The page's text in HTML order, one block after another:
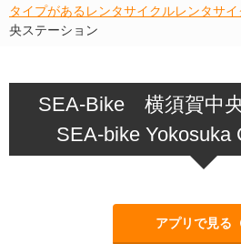
タイプがあるレンタサイクルレンタサ
央ステーション
SEA-Bike 横須賀中
SEA-bike Yokosuka
アプリで見る